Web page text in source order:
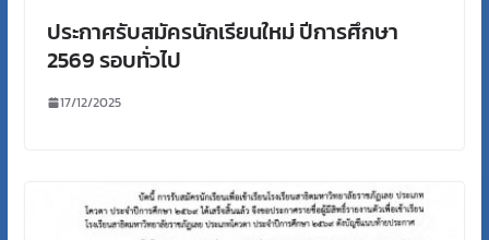
ประกาศรับสมัครนักเรียนใหม่ ปีการศึกษา
2569 รอบทั่วไป
17/12/2025